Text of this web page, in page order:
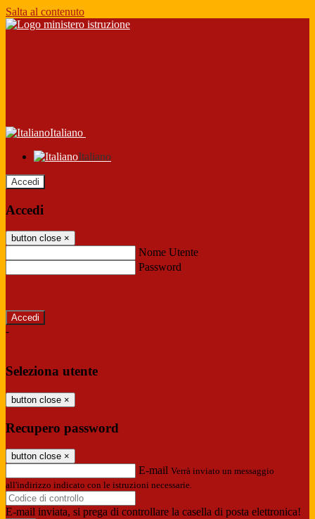
Salta al contenuto
Italiano
Italiano
Accedi
Accedi
button close ×
Nome Utente
Password
-
Seleziona utente
button close ×
Recupero password
button close ×
E-mail Verrà inviato un messaggio
all'indirizzo indicato con le istruzioni necessarie.
E-mail inviata, si prega di controllare la casella di posta elettronica!